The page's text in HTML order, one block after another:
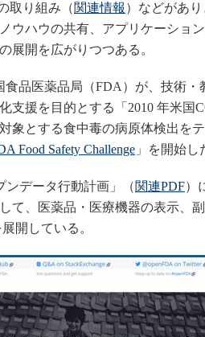
取り組み（関連情報 ）などがあ
ウハウの共有、アプリケーショ
展開を広がりつつある。
品医薬品局（FDA）が、技術・
支援を目的とする「2010 年米国
象とする食中毒の病原体検出を
Food Safety Challenge 」を開始し
データ行動計画」（関連PDF）
て、医薬品・医療機器の表示、
展開している。